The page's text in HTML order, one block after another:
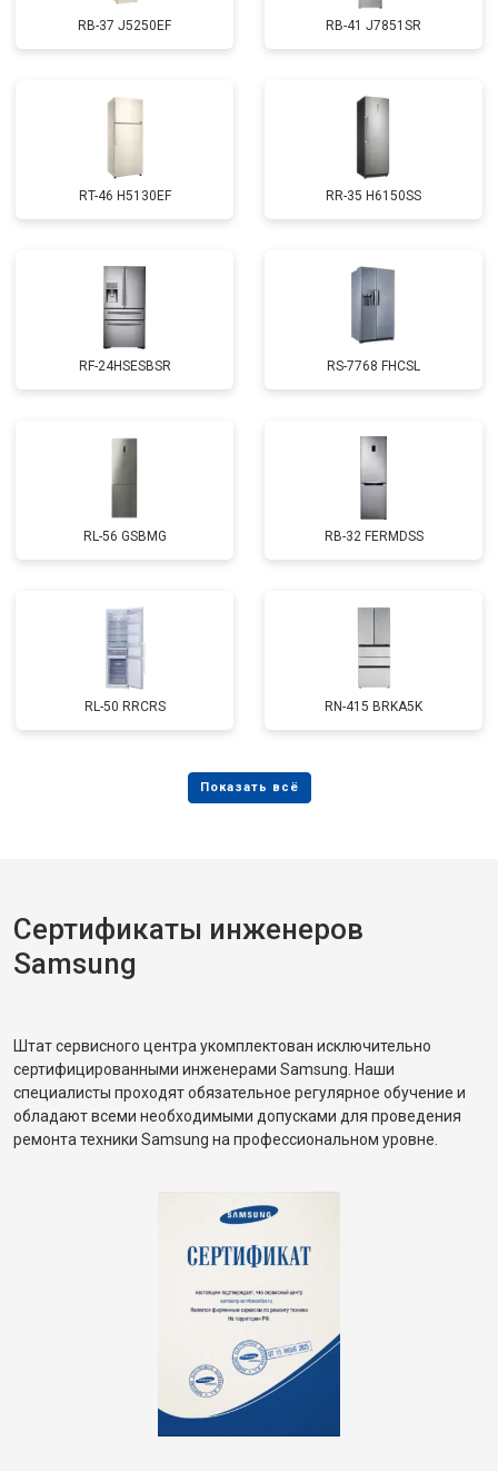
RB-37 J5250EF RB-41 J7851SR
RT-46 H5130EF RR-35 H6150SS
RF-24HSESBSR RS-7768 FHCSL
RL-56 GSBMG RB-32 FERMDSS
RL-50 RRCRS RN-415 BRKA5K
Сертификаты инженеров
Samsung
Штат сервисного центра укомплектован исключительно
сертифицированными инженерами Samsung. Наши
специалисты проходят обязательное регулярное обучение и
обладают всеми необходимыми допусками для проведения
ремонта техники Samsung на профессиональном уровне.